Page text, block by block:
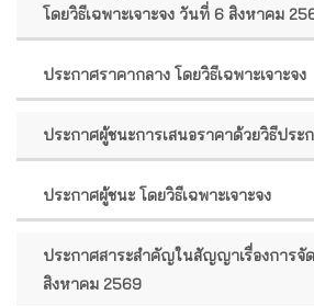
โดยวิธีเฉพาะเจาะจง วันที่ 6 สิงหาคม
ประกาศราคากลาง โดยวิธีเฉพาะเจาะจง
ประกาศผู้ชนะการเสนอราคาด้วยวิธีประ
ประกาศผู้ชนะ โดยวิธีเฉพาะเจาะจง
ประกาศสาระสำคัญในสัญญาเรื่องการจั
สิงหาคม 2569